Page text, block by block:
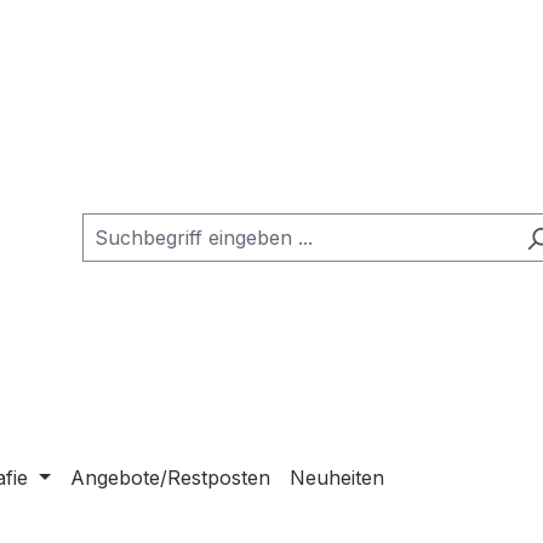
Angebote/Restposten Neuheiten